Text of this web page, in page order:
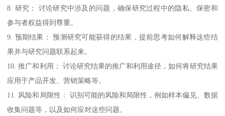
8. 研究： 讨论研究中涉及的问题，确保研究过程中的隐私、保密和
参与者权益得到尊重。
9. 预期结果： 预测研究可能获得的结果，提前思考如何解释这些结
果并与研究问题联系起来。
10. 推广和利用： 讨论研究结果的推广和利用途径，如何将研究结果
应用于产品开发、营销策略等。
11. 风险和局限性： 识别可能的风险和局限性，例如样本偏见、数据
收集问题等，以及如何应对这些问题。